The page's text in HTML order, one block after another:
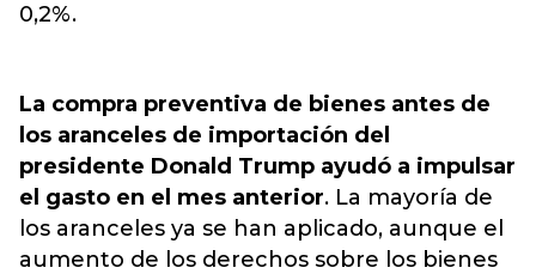
0,2%.
La compra preventiva de bienes antes de
los aranceles de importación del
presidente Donald Trump ayudó a impulsar
el gasto en el mes anterior. La mayoría de
los aranceles ya se han aplicado, aunque el
aumento de los derechos sobre los bienes